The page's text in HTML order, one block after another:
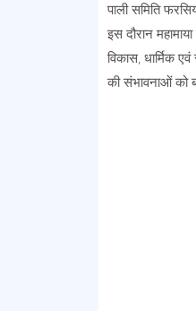
पाली समिति
इस दौरान
विकास, धार्मिक
की संभावनाओं को